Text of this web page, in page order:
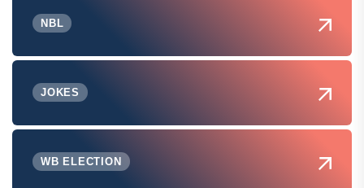
NBL
JOKES
WB ELECTION